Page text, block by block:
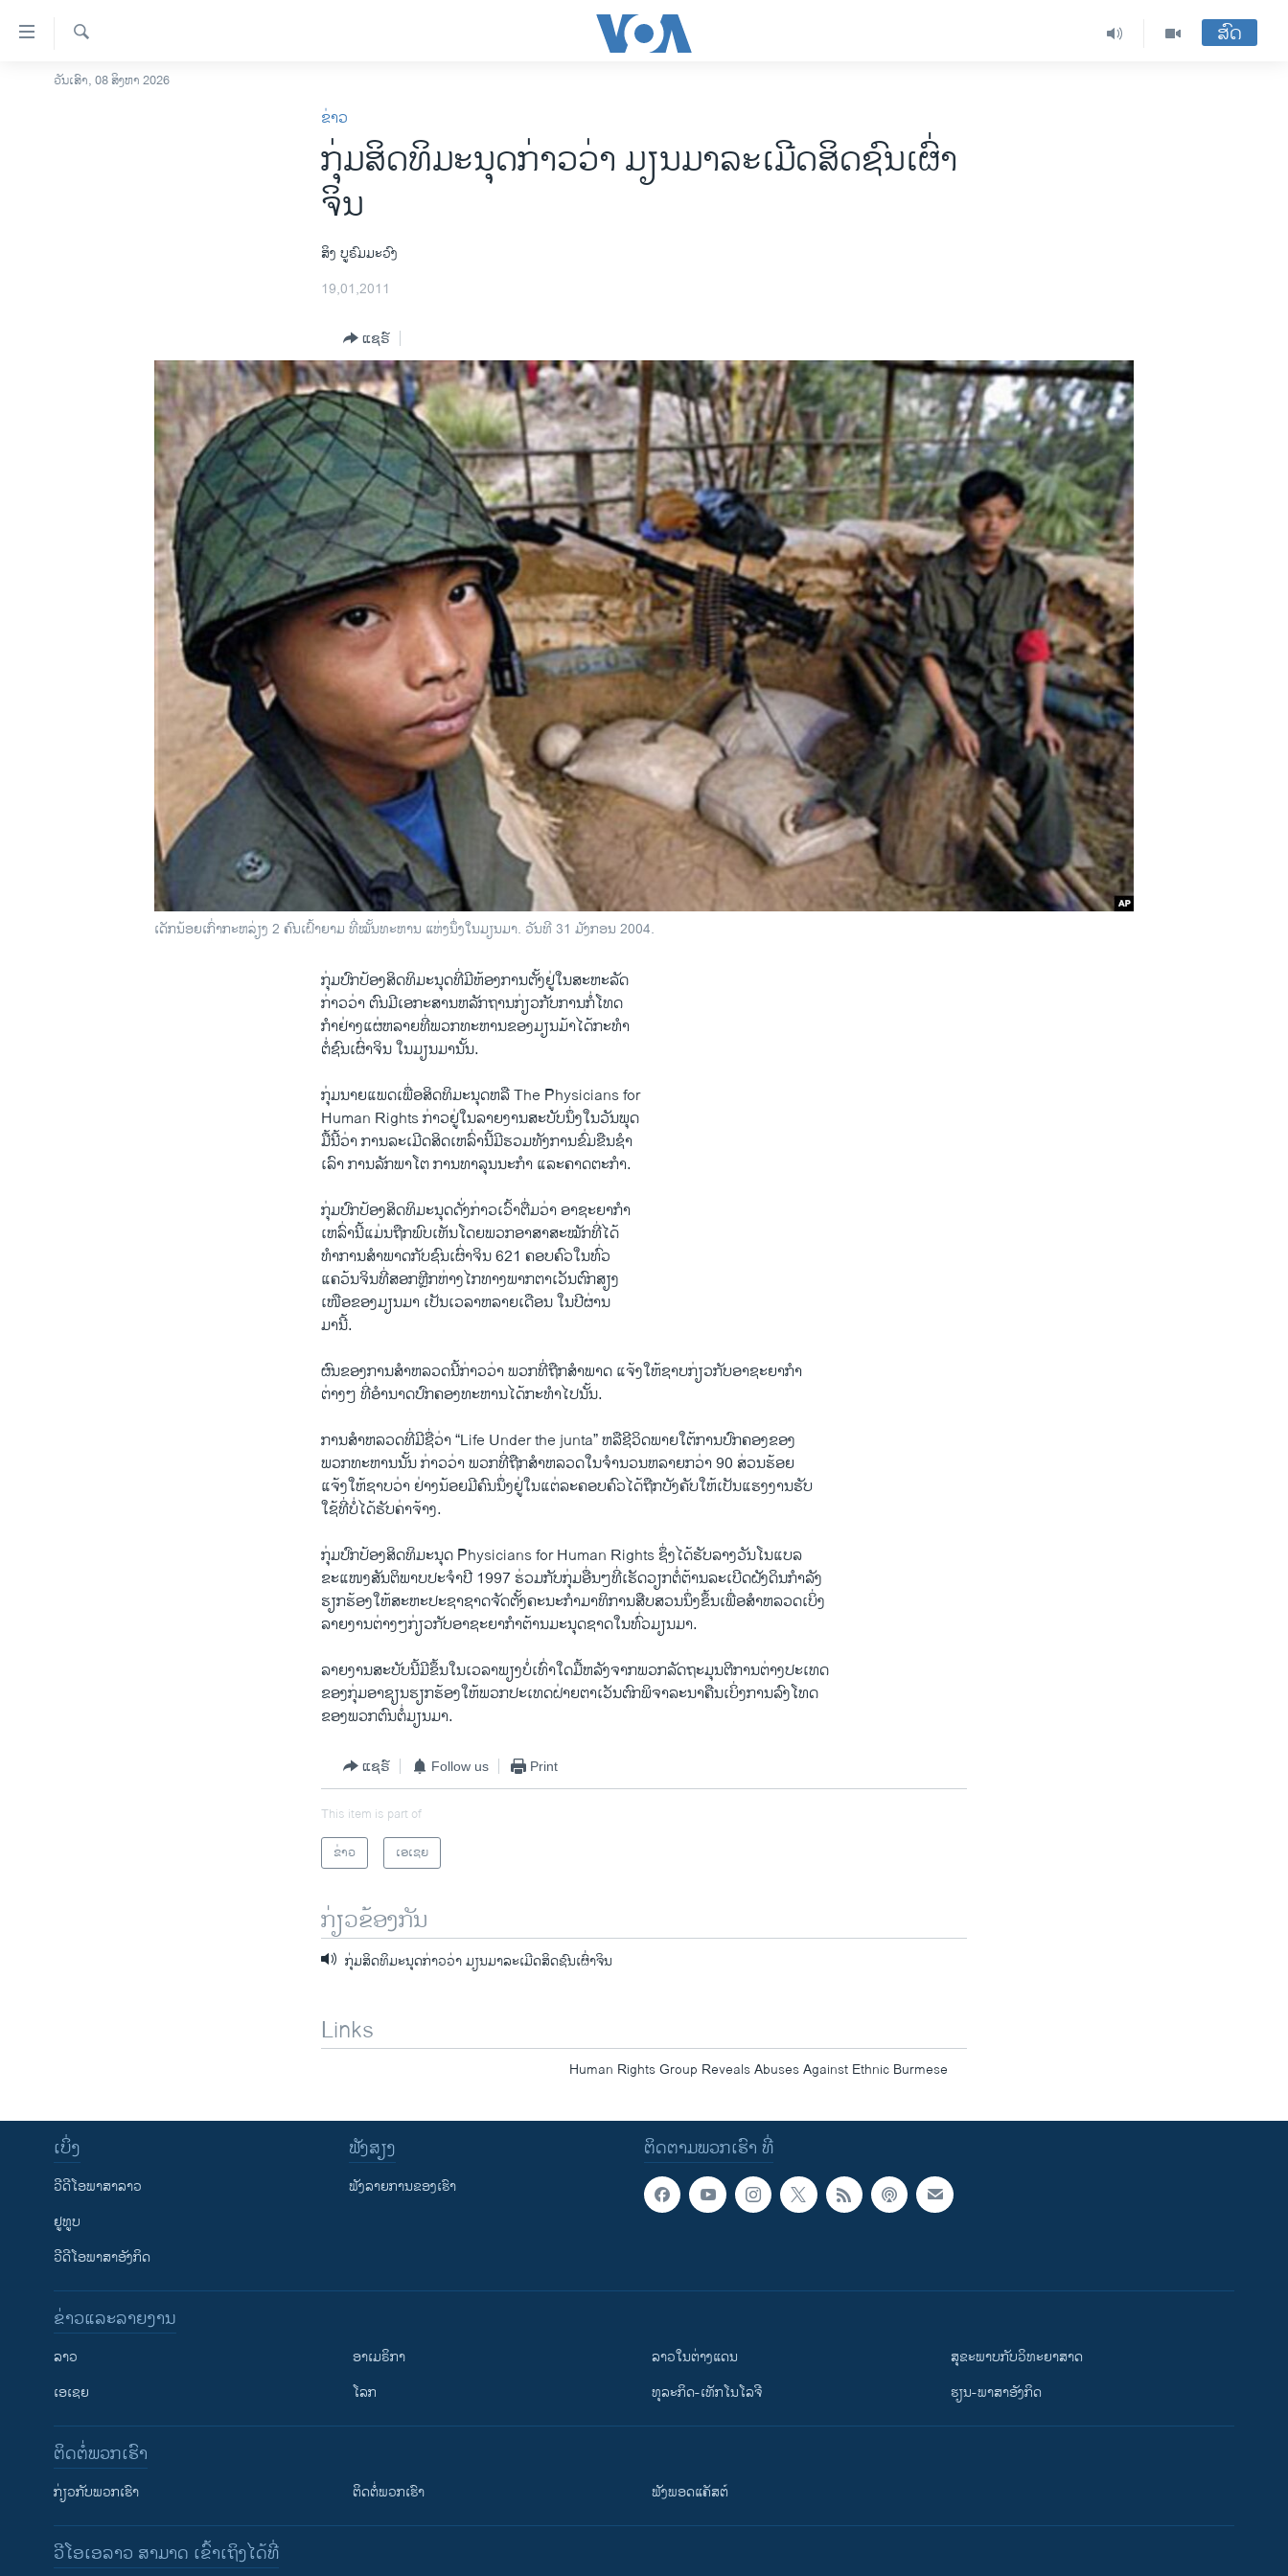
ລິ້ງ
ສຳຫລັບ
ໂຮມເພຈ
ວິທະຍາສາດ-ເທັກໂນໂລຈີ
ຄົ້ນຫາ
ສົດ
ວັນເສົາ, 08 ສິງຫາ 2026
ຂ່າວ
ກຸ່ມສິດທິມະນຸດກ່າວວ່າ ມຽນມາລະເມີດສິດຊົນເຜົ່າ
ຈິນ
ສິງ ບູຣົມມະວົງ
19,01,2011
ແຊຣ໌
ເດັກນ້ອຍເກົ່າກະຫລ່ຽງ 2 ຄົນເຝົ້າຍາມ ທີ່ໝັ້ນທະຫານ ແຫ່ງນຶ່ງໃນມຽນມາ. ວັນທີ 31 ມັງກອນ 2004.
ກຸ່ມ​ປົກ​ປ້ອງ​ສິດທິ​ມະນຸດ​ທີ່​ມີ​ຫ້ອງການ​ຕັ້ງ​ຢູ່​ໃນ​ສະຫະລັດ​
ກ່າວ​ວ່າ ຕົນ​ມີ​ເອກະສານຫລັກ​ຖານກ່ຽວ​ກັບ​ການ​ກໍ່ໂທດ
ກຳຢ່າງ​ແຜ່​ຫລາຍ​ທີ່ພວກ​ທະຫານ​ຂອງ​ມຽນມ້າໄດ້ກະທໍາ​
ຕໍ່​ຊົນ​ເຜົ່າຈິນ ​ໃນ​ມຽນມາ​ນັ້ນ.
ກຸ່ມ​ນາຍ​ແພດ​ເພື່ອ​ສິດທິ​ມະນຸດ​ຫລື The Physicians for
Human Rights ກ່າວ​ຢູ່​ໃນ​ລາຍ​ງານ​ສະບັບ​ນຶ່ງ​ໃນ​ວັນ​ພຸດ​
ມື້ນີ້​ວ່າ ການລະ​ເມີດ​ສິດເຫລົ່າ​ນີ້​ມີ​ຮວມທັງ​ການ​ຂົ່ມຂືນ​ຊໍາ
ເລົາ ການ​ລັກ​ພາໂຕ ການ​ທາລຸນ​ນະ​ກໍາ ​ແລະຄາດ​ຕະກໍາ.
ກຸ່ມ​ປົກ​ປ້ອງ​ສິດທິ​ມະນຸດ​ດັ່ງກ່າວ​ເວົ້າ​ຕື່ມ​ວ່າ ອາ​ຊະ​ຍາ​ກໍາ
ເຫລົ່າ​ນີ້​ແມ່ນ​ຖືກ​ພົບ​ເຫັນໂດຍພວກ​ອາສາ​ສະ​ໝັກ​ທີ່​ໄດ້​
ທໍາ​ການ​ສໍາພາດ​ກັບ​ຊົນເຜົ່າ​ຈິນ 621 ຄອບຄົວ​ໃນທົ່ວ
ແຄວ້ນຈິນ​ທີ່ສອກຫຼີກຫ່າງໄກທາງພາກ​ຕາ​ເວັນ​ຕົກ​ສຽງ​
ເໜືອ​ຂອງ​ມຽນມາ ​ເປັນ​ເວລາ​ຫລາຍເດືອນ ໃນ​ປີຜ່ານ
ມາ​ນີ້.
ຜົນ​ຂອງ​ການ​ສໍາ​ຫລວດ​ນີ້​ກ່າວ​ວ່າ ພວກ​ທີ່​ຖືກ​ສໍາພາດ​ ແຈ້ງ​ໃຫ້​ຊາບ​ກ່ຽວ​ກັບອາຊະ​ຍາກໍາ​
ຕ່າງໆ​ ທີ່ອໍານາດ​ປົກຄອງ​ທະຫານ​ໄດ້​ກະທຳໄປ​ນັ້ນ.
ການ​ສໍາ​ຫລວດ​ທີ່​ມີ​ຊື່ວ່າ “Life Under the junta” ຫລື​ຊີວິດ​ພາຍ​ໃຕ້​ການ​ປົກຄອງຂອງ​
ພວກ​ທະຫານນັ້ນ ກ່າວ​ວ່າ ພວກ​ທີ່​ຖືກ​ສໍາ​ຫລວດໃນ​ຈໍານວນ​ຫລາຍ​ກວ່າ 90 ສ່ວນ​ຮ້ອຍ​
ແຈ້ງ​ໃຫ້​ຊາບ​ວ່າ ຢ່າງ​ນ້ອຍ​ມີ​ຄົນ​ນຶ່ງ​ຢູ່​ໃນແຕ່ລະ​ຄອບຄົວ​ໄດ້​ຖືກ​ບັງຄັບໃຫ້​ເປັນແຮງ​ງານ​ຮັບ
ໃຊ້ທີ່​ບໍ່​ໄດ້​ຮັບ​ຄ່າ​ຈ້າງ.
ກຸ່ມ​ປົກ​ປ້ອງ​ສິດທິ​ມະນຸດ Physicians for Human Rights ຊຶ່ງ​ໄດ້​ຮັບ​ລາງວັນ​ໂນ​ແບລ​
ຂະ​ແໜງ​ສັນຕິພາບ​ປະ​ຈໍາປີ 1997 ຮ່ວມກັບ​ກຸ່ມອື່ນໆ​ທີ່​ເຮັດ​ວຽກ​ຕໍ່ຕ້ານ​ລະ​ເບີດ​ຝັງ​ດິນກໍາລັງ
ຮຽກຮ້ອງ​ໃຫ້ສະຫະ​ປະຊາ​ຊາດ​ຈັດ​ຕັ້ງ​ຄະນະ​ກໍາມາທິການ​ສືບສວນ​ນຶ່ງ​ຂຶ້ນ​ເພື່ອ​ສຳຫລວດເບິ່ງ
ລາຍ​ງານ​ຕ່າງໆ​ກ່ຽວ​ກັບ​ອາ​ຊະ​ຍາ​ກໍາຕ້ານ​ມະນຸດຊາດ​ໃນ​ທົ່ວ​ມຽນມາ​.
ລາຍ​ງານ​ສະບັບ​ນີ້​ມີ​ຂຶ້ນ​ໃນ​ເວລາ​ພຽງ​ບໍ່​ເທົ່າ​ໃດ​ມື້​ຫລັງ​ຈາກ​ພວກ​ລັດຖະມຸນຕີ​ການຕ່າງປະເທດ
ຂອງ​ກຸ່ມ​ອາ​ຊຽນຮຽກຮ້ອງ​ໃຫ້​ພວກ​ປະ​ເທດ​ຝ່າຍ​ຕາ​ເວັນ​ຕົກ​ພິຈາລະນາ​ຄືນ​ເບິ່ງ​ການລົງ​ໂທດ
ຂອງ​ພວກ​ຕົນ​ຕໍ່​ມຽນມາ​.
ແຊຣ໌ Follow us Print
This item is part of
ຂ່າວ
ເອເຊຍ
ກ່ຽວຂ້ອງກັນ
ກຸ່ມສິດທິມະນຸດກ່າວວ່າ ມຽນມາລະເມີດສິດຊົນເຜົ່າຈິນ
Links
Human Rights Group Reveals Abuses Against Ethnic Burmese
ຕິດຕາມພວກເຮົາ ທີ່
ເບິ່ງ
ວີດີໂອພາສາລາວ
ຢູທູບ
ວີດີໂອພາສາອັງກິດ
ຟັງສຽງ
ຟັງລາຍການຂອງເຮົາ
ຂ່າວແລະລາຍງານ
ລາວ
ເອເຊຍ
ອາເມຣິກາ
ໂລກ
ລາວໃນຕ່າງແດນ
ທຸລະກິດ-ເທັກໂນໂລຈີ
ສຸຂະພາບກັບວິທະຍາສາດ
ຮຽນ-ພາສາອັງກິດ
ຕິດຕໍ່ພວກເຮົາ
ກ່ຽວກັບພວກເຮົາ ຕິດຕໍ່ພວກເຮົາ ຟັງພອດແຄັສຕ໌
ວີໂອເອລາວ ສາມາດ ເຂົ້າເຖິງໄດ້ທີ່